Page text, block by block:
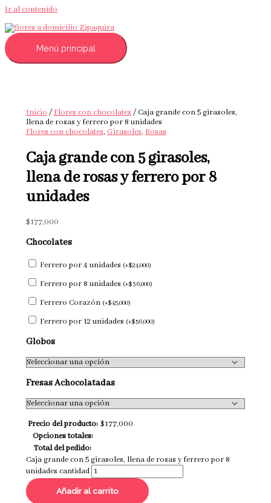
Ir al contenido
Menú principal
Inicio/Flores con chocolates/ Caja grande con 5 girasoles,
llena de rosas y ferrero por 8 unidades
Flores con chocolates,Girasoles,Rosas
Caja grande con 5 girasoles,
llena de rosas y ferrero por 8
unidades
$177,000
Chocolates
Ferrero por 4 unidades (+$24,000)
Ferrero por 8 unidades (+$36,000)
Ferrero Corazón (+$45,000)
Ferrero por 12 unidades (+$56,000)
Globos
Fresas Achocolatadas
Precio del producto: $177,000
Opciones totales:
Total del pedido:
Caja grande con 5 girasoles, llena de rosas y ferrero por 8
unidades cantidad
Añadir al carrito